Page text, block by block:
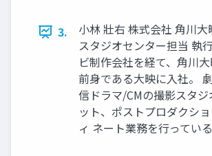
3.
小林 壯右 株式会社 角川大
スタジオセンター担当 執
ビ制作会社を経て、角川
前身である大映に入社。
信ドラマ/CMの撮影スタジ
ット、ポストプロダクシ
ィ ネート業務を行っている